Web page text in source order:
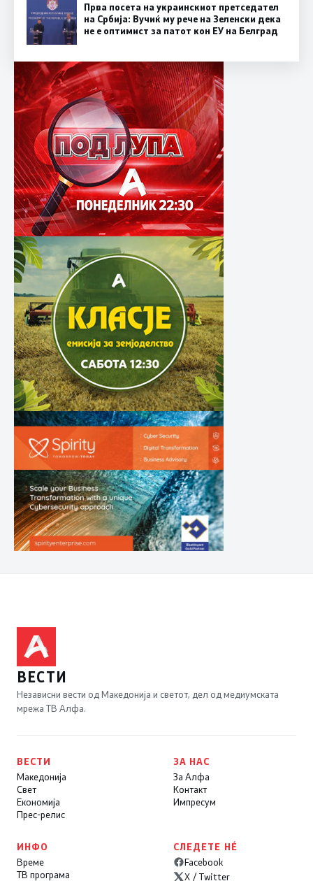
Прва посета на украинскиот претседател
на Србија: Вучиќ му рече на Зеленски дека
не е оптимист за патот кон ЕУ на Белград
ВЕСТИ
Независни вести од Македонија и светот, дел од медиумската
мрежа ТВ Алфа.
ВЕСТИ
Македонија
Свет
Економија
Прес-релис
ЗА НАС
За Алфа
Контакт
Импресум
ИНФО
Време
ТВ програма
СЛЕДЕТЕ НÉ
Facebook
X / Twitter